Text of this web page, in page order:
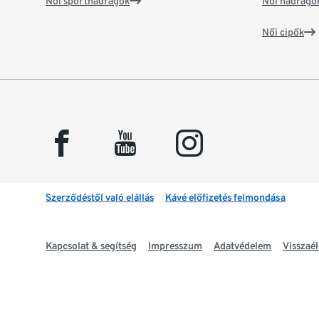
Női cipők
facebook youtube instagram
Szerződéstől való elállás Kávé előfizetés felmondása
Kapcsolat & segítség Impresszum Adatvédelem